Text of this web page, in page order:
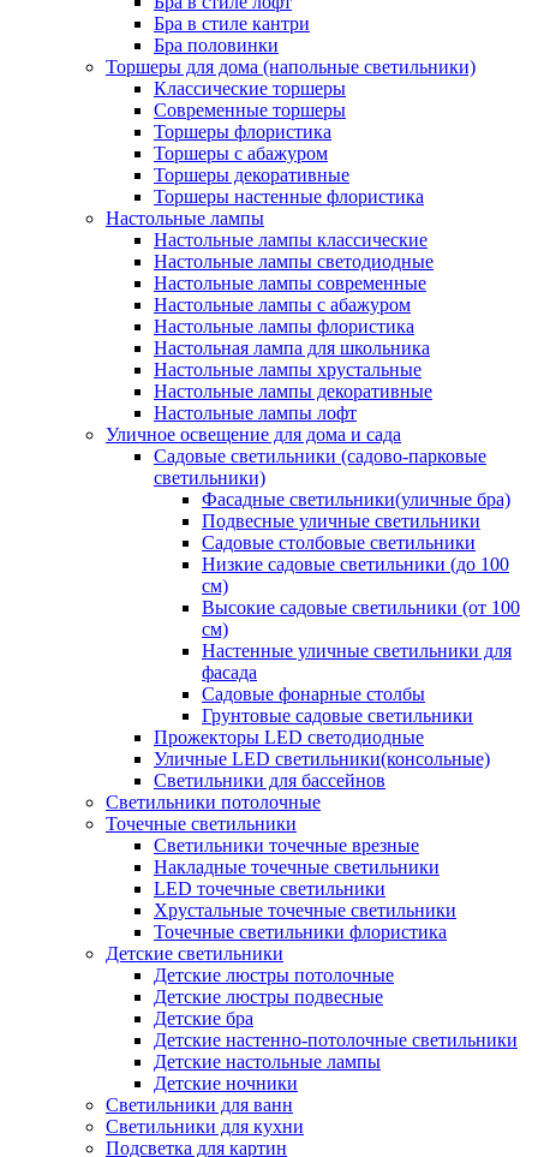
Бра в стиле кантри
Бра половинки
Торшеры для дома (напольные светильники)
Классические торшеры
Современные торшеры
Торшеры флористика
Торшеры с абажуром
Торшеры декоративные
Торшеры настенные флористика
Настольные лампы
Настольные лампы классические
Настольные лампы светодиодные
Настольные лампы современные
Настольные лампы с абажуром
Настольные лампы флористика
Настольная лампа для школьника
Настольные лампы хрустальные
Настольные лампы декоративные
Настольные лампы лофт
Уличное освещение для дома и сада
Садовые светильники (садово-парковые
светильники)
Фасадные светильники(уличные бра)
Подвесные уличные светильники
Садовые столбовые светильники
Низкие садовые светильники (до 100
см)
Высокие садовые светильники (от 100
см)
Настенные уличные светильники для
фасада
Садовые фонарные столбы
Грунтовые садовые светильники
Прожекторы LED светодиодные
Уличные LED светильники(консольные)
Светильники для бассейнов
Светильники потолочные
Точечные светильники
Светильники точечные врезные
Накладные точечные светильники
LED точечные светильники
Хрустальные точечные светильники
Точечные светильники флористика
Детские светильники
Детские люстры потолочные
Детские люстры подвесные
Детские бра
Детские настенно-потолочные светильники
Детские настольные лампы
Детские ночники
Светильники для ванн
Светильники для кухни
Подсветка для картин